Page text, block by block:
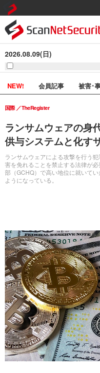
2026.08.09(日)
NEW! 会員記事 被害･
ランサムウェアの身
供与システムと化す
ランサムウェアによる攻撃を行う
害を免れることを禁止する法律が
部（GCHQ）で高い地位に就いて
ようになっている。
国際 TheRegister